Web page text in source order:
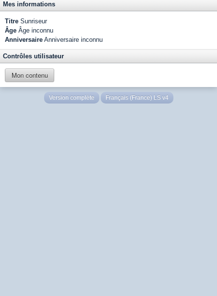
Mes informations
Titre Sunriseur
Âge Âge inconnu
Anniversaire Anniversaire inconnu
Contrôles utilisateur
Mon contenu
Version complète Français (France) LS v4